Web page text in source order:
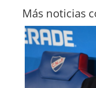
Más noticias